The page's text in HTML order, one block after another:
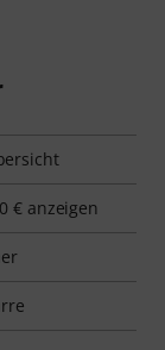
€ anzeigen